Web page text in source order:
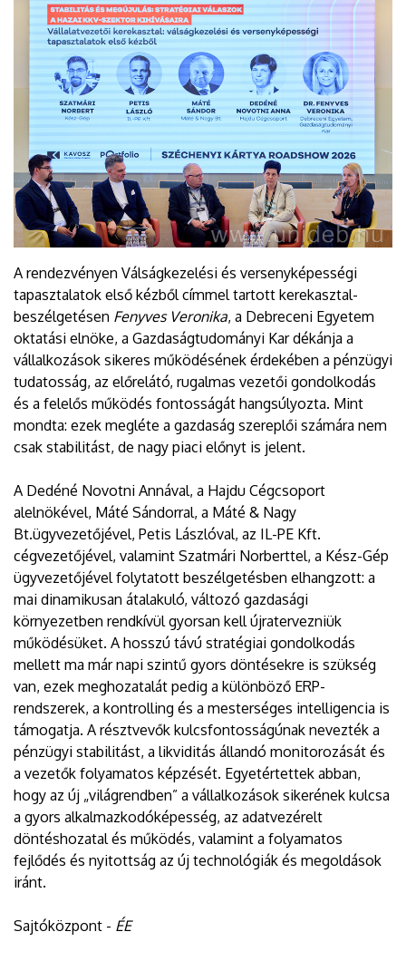
A rendezvényen Válságkezelési és versenyképességi
tapasztalatok első kézből címmel tartott kerekasztal-
beszélgetésen Fenyves Veronika, a Debreceni Egyetem
oktatási elnöke, a Gazdaságtudományi Kar dékánja a
vállalkozások sikeres működésének érdekében a pénzügyi
tudatosság, az előrelátó, rugalmas vezetői gondolkodás
és a felelős működés fontosságát hangsúlyozta. Mint
mondta: ezek megléte a gazdaság szereplői számára nem
csak stabilitást, de nagy piaci előnyt is jelent.
A Dedéné Novotni Annával, a Hajdu Cégcsoport
alelnökével, Máté Sándorral, a Máté & Nagy
Bt.ügyvezetőjével, Petis Lászlóval, az IL-PE Kft.
cégvezetőjével, valamint Szatmári Norberttel, a Kész-Gép
ügyvezetőjével folytatott beszélgetésben elhangzott: a
mai dinamikusan átalakuló, változó gazdasági
környezetben rendkívül gyorsan kell újratervezniük
működésüket. A hosszú távú stratégiai gondolkodás
mellett ma már napi szintű gyors döntésekre is szükség
van, ezek meghozatalát pedig a különböző ERP-
rendszerek, a kontrolling és a mesterséges intelligencia is
támogatja. A résztvevők kulcsfontosságúnak nevezték a
pénzügyi stabilitást, a likviditás állandó monitorozását és
a vezetők folyamatos képzését. Egyetértettek abban,
hogy az új „világrendben” a vállalkozások sikerének kulcsa
a gyors alkalmazkodóképesség, az adatvezérelt
döntéshozatal és működés, valamint a folyamatos
fejlődés és nyitottság az új technológiák és megoldások
iránt.
Sajtóközpont - ÉE